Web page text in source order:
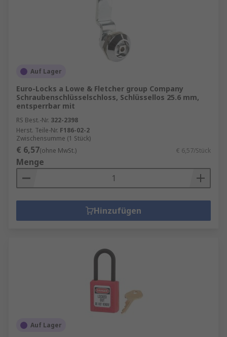
Auf Lager
Euro-Locks a Lowe & Fletcher group Company
Schraubenschlüsselschloss, Schlüssellos 25.6 mm,
entsperrbar mit
RS Best.-Nr. 322-2398
Herst. Teile-Nr. F186-02-2
Zwischensumme (1 Stück)
€ 6,57(ohne MwSt.) € 6,57/Stück
Menge
Hinzufügen
Auf Lager